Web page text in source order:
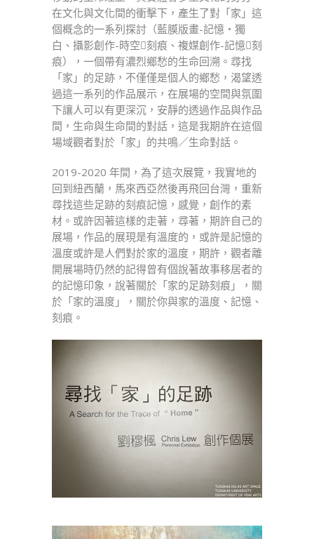
楓〉
中
在文化與文化間的衝擊下，產生了對「家」這
個概念的一系列探討（藍膜版畫-記憶‧獨
⽩、攝影創作-時空􀉄刻痕、複媒創作-記憶􀉄刻
痕），一個帶有濃烈鄉愁的生命回溯。尋找
「家」的足跡，不僅僅是個人的鄉愁，渴望透
過這一系列的作品展示，在展場的空間與氛圍
下讓人可以有更深沉，安靜的透過作品與作品
間，生命與生命間的對話，這是我期許在這個
場域觀者對於「家」的共鳴／生命對話。
2019-2020 年間，為了這次展覽，我實地的
回到紐西蘭，馬來西亞然後再飛回台灣，重新
尋找這些足跡的刻痕記憶，感覺，創作的素
材。或許因著這樣的走著，尋著，期許自己的
展場，作品的展現是有溫度的，或許是記憶的
溫度或許是人們對於家的溫度，期許，觀者離
開展場時仍然的記得曾有個說著故事移居者的
的記憶印象，說著關於「家的足跡刻痕」，關
於「家的溫度」，關於你與家的溫度、記憶、
刻痕。